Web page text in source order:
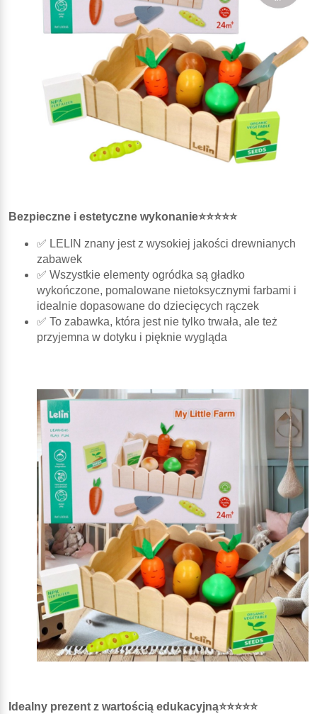
Bezpieczne i estetyczne wykonanie⭐⭐⭐⭐⭐
✅ LELIN znany jest z wysokiej jakości drewnianych
zabawek
✅ Wszystkie elementy ogródka są gładko
wykończone, pomalowane nietoksycznymi farbami i
idealnie dopasowane do dziecięcych rączek
✅ To zabawka, która jest nie tylko trwała, ale też
przyjemna w dotyku i pięknie wygląda
Idealny prezent z wartością edukacyjną⭐⭐⭐⭐⭐